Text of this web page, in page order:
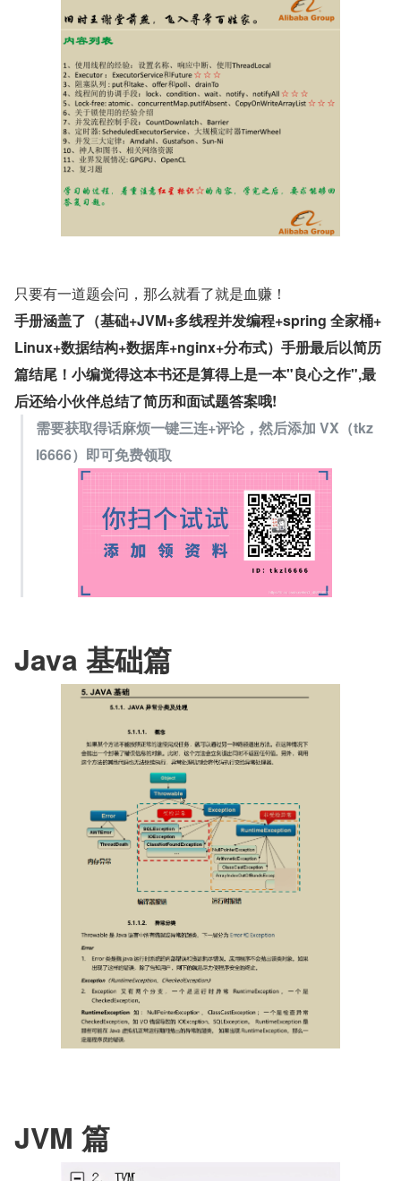
只要有一道题会问，那么就看了就是血赚！
手册涵盖了（基础+JVM+多线程并发编程+spring 全家桶+
Linux+数据结构+数据库+nginx+分布式）手册最后以简历
篇结尾！小编觉得这本书还是算得上是一本"良心之作",最
后还给小伙伴总结了简历和面试题答案哦!
需要获取得话麻烦一键三连+评论，然后添加 VX（tkz
l6666）即可免费领取
Java 基础篇
JVM 篇